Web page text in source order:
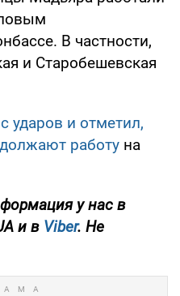
В частности,
и Старобешевская
ударов и отметил,
работу на
у нас в
и в Viber. Не